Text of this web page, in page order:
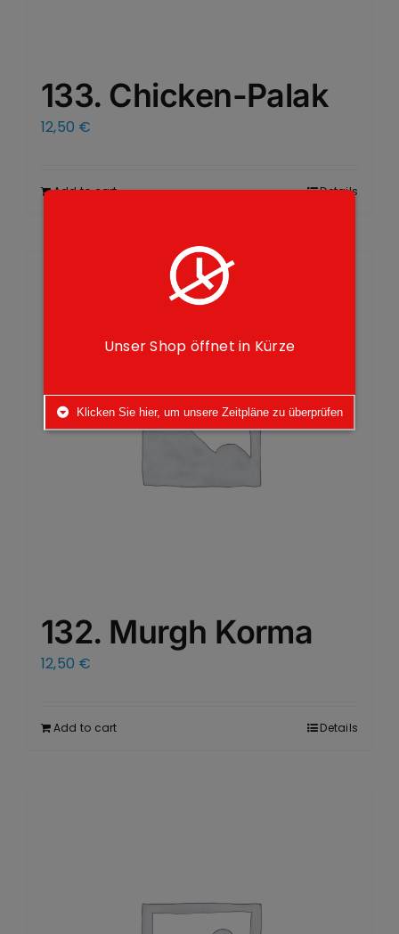
133. Chicken-Palak
12,50 €
Add to cart Details
132. Murgh Korma
12,50 €
Add to cart Details
Unser Shop öffnet in Kürze
Klicken Sie hier, um unsere Zeitpläne zu überprüfen